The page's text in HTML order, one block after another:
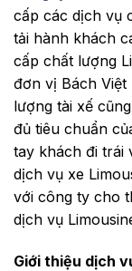
cấp các dịch vụ
tải hành khách
cấp chất lượng
đơn vị Bách
lượng tài xế
đủ tiêu chuẩn
tay khách đi trái
dịch vụ xe
với công ty cho
dịch vụ
Giới thiệu dịch